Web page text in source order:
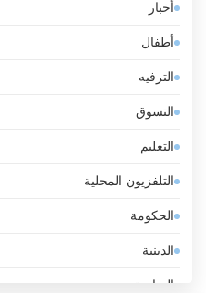
إثيوبيا
إسبانيا
إستونيا
إسرائيل
إيران
إيطاليا
الأرجنتين
الأردن
أخبار
أطفال
الترفيه
التسوق
التعليم
التلفزيون المحلية
الحكومة
الدينية
الرياضة